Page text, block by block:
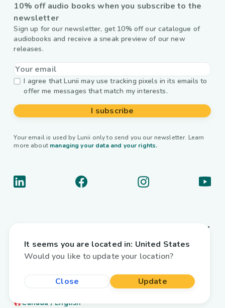
10% off audio books when you subscribe to the
newsletter
Sign up for our newsletter, get 10% off our catalogue of
audiobooks and receive a sneak preview of our new
releases.
I agree that Lunii may use tracking pixels in its emails to
offer me messages that match my interests.
I subscribe
Your email is used by Lunii only to send you our newsletter. Learn
more about managing your data and your rights.
Useful links
Canada/English
It seems you are located in: United States
Would you like to update your location?
Close Update